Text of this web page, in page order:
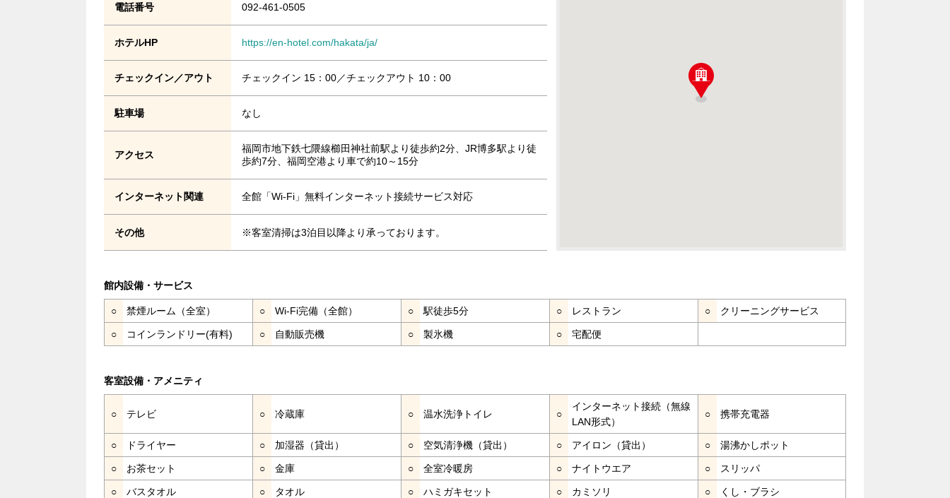
電話番号 092-461-0505
ホテルHP https://en-hotel.com/hakata/ja/
チェックイン／アウト チェックイン 15：00／チェックアウト 10：00
駐車場 なし
アクセス
福岡市地下鉄七隈線櫛田神社前駅より徒歩約2分、JR博多駅より徒
歩約7分、福岡空港より車で約10～15分
インターネット関連 全館「Wi-Fi」無料インターネット接続サービス対応
その他 ※客室清掃は3泊目以降より承っております。
館内設備・サービス
○ 禁煙ルーム（全室） ○ Wi-Fi完備（全館） ○ 駅徒歩5分 ○ レストラン ○ クリーニングサービス
○ コインランドリー(有料) ○ 自動販売機 ○ 製氷機 ○ 宅配便
客室設備・アメニティ
○ テレビ ○ 冷蔵庫 ○ 温水洗浄トイレ ○
インターネット接続（無線
LAN形式）
○ 携帯充電器
○ ドライヤー ○ 加湿器（貸出） ○ 空気清浄機（貸出） ○ アイロン（貸出） ○ 湯沸かしポット
○ お茶セット ○ 金庫 ○ 全室冷暖房 ○ ナイトウエア ○ スリッパ
○ バスタオル ○ タオル ○ ハミガキセット ○ カミソリ ○ くし・ブラシ